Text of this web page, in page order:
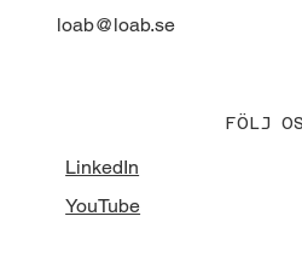
råvaruutnyttjande
loab@loab.se
FÖLJ
LinkedIn
YouTube